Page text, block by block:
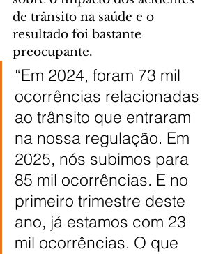
de trânsito na saúde e o
resultado foi bastante
preocupante.
“Em 2024, foram 73 mil
ocorrências relacionadas
ao trânsito que entraram
na nossa regulação. Em
2025, nós subimos para
85 mil ocorrências. E no
primeiro trimestre deste
ano, já estamos com 23
mil ocorrências. O que